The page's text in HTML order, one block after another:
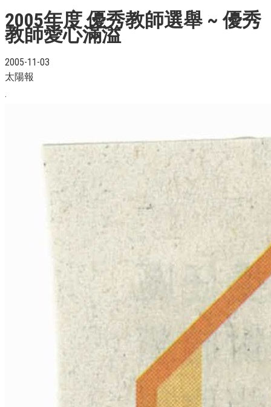
2005年度 優秀教師選舉 ~ 優秀
教師愛心滿溢
2005-11-03
太陽報
.